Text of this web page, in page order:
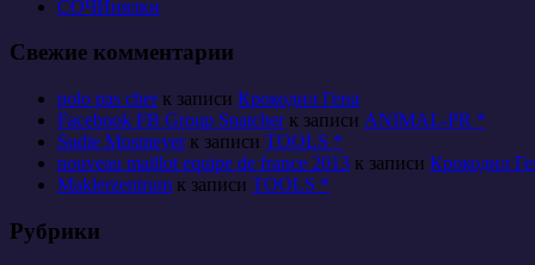
СОЧИнялки
Свежие комментарии
polo pas cherк записи Крокодил Гена
Facebook FB Group Snatcherк записи ANIMAL-PR *
Sudie Mosmeyerк записи TOOLS *
nouveau maillot equipe de france 2013 к записи Крокодил
Maklerzentrum к записи TOOLS *
Рубрики